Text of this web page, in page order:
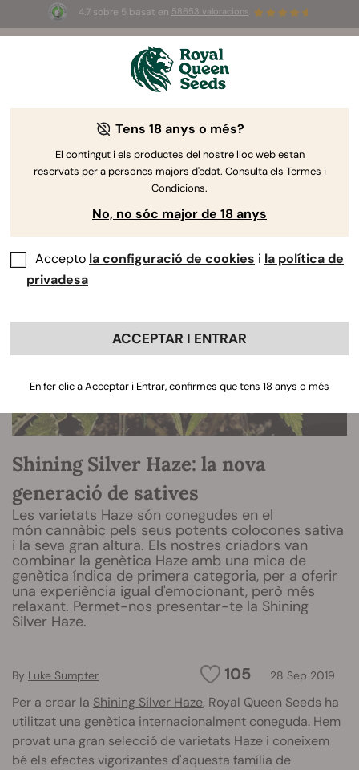
4.7 sobre 5 basat en 58653 valoracions
⏳2x1-Oferta limitada
2d 19h 17m 51s
The RQS Blog
Varietats i productes
Shining Silver Haze: la nova
generació de satives
Les varietats Haze són conegudes en el
món cannàbic pels seus potents colocones sativa
i la seva gran altura. Els nostres criadors van
combinar la genètica Haze amb una mica de
genètica índica de primera categoria, per a oferir
una experiència igual d'emocionant, però més
relaxant. Permet-nos presentar-te la Shining
Silver Haze.
105 28 Sep 2019
By Luke Sumpter
Per a crear la Shining Silver Haze, Royal Queen Seeds ha
utilitzat una genètica internacionalment coneguda. Hem
provat una gran selecció de varietats Haze i coneixem
bé els efectes vigorizantes d'aquesta família de
Tens 18 anys o més?
El contingut i els productes del nostre lloc web estan
reservats per a persones majors d'edat. Consulta els Termes i
Condicions.
No, no sóc major de 18 anys
Accepto la configuració de cookies i la política de
privadesa
ACCEPTAR I ENTRAR
En fer clic a Acceptar i Entrar, confirmes que tens 18 anys o més